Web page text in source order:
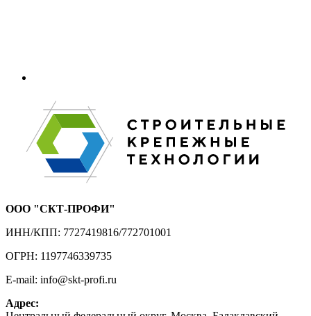
ООО "СКТ-ПРОФИ"
ИНН/КПП: 7727419816/772701001
ОГРН: 1197746339735
E-mail: info@skt-profi.ru
Адрес: